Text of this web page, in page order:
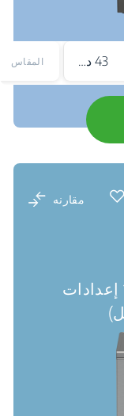
43 ديسيبل المقاس
مقارنه
غسالة صحون مستقلة (15 إعدادات